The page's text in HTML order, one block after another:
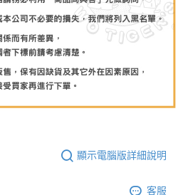
顯示電腦版詳細說明
客服